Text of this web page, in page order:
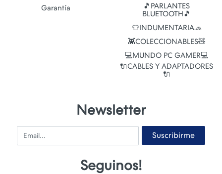
Garantía
🎵PARLANTES
BLUETOOTH🎵
👕INDUMENTARIA🧢
👾COLECCIONABLES🧸
💻MUNDO PC GAMER💻
🔌CABLES Y ADAPTADORES
🔌
Newsletter
Email Suscribirme
Seguinos!